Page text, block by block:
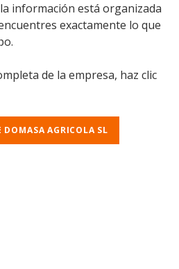
información está organizada
exactamente lo que
de la empresa, haz clic
DOMASA AGRICOLA SL